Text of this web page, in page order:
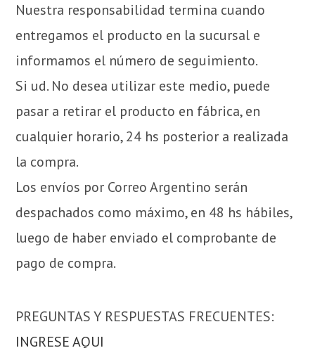
Nuestra responsabilidad termina cuando
entregamos el producto en la sucursal e
informamos el número de seguimiento.
Si ud. No desea utilizar este medio, puede
pasar a retirar el producto en fábrica, en
cualquier horario, 24 hs posterior a realizada
la compra.
Los envíos por Correo Argentino serán
despachados como máximo, en 48 hs hábiles,
luego de haber enviado el comprobante de
pago de compra.
PREGUNTAS Y RESPUESTAS FRECUENTES:
INGRESE AQUI